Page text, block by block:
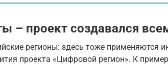
– проект создавался
регионы: здесь тоже применяются
проекта «Цифровой регион». К